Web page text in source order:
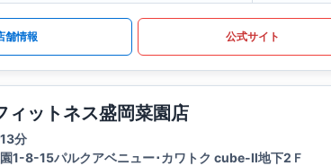
舗情報 公式サイト
ィットネス盛岡菜園店
分
1-8-15パルクアベニュー･カワトク cube-Ⅱ地下2Ｆ